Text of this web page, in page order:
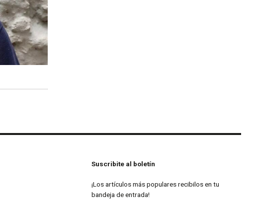
Suscribite al boletín
¡Los artículos más populares recibilos en tu
bandeja de entrada!